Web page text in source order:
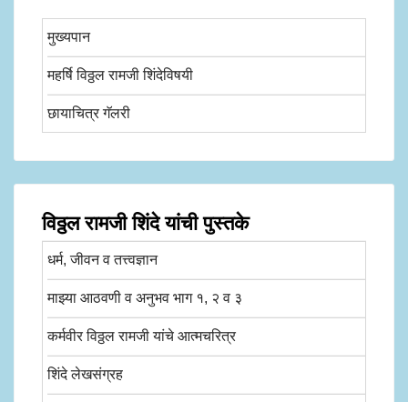
मुख्यपान
महर्षि विठ्ठल रामजी शिंदेविषयी
छायाचित्र गॅलरी
विठ्ठल रामजी शिंदे यांची पुस्तके
धर्म, जीवन व तत्त्वज्ञान
माझ्या आठवणी व अनुभव भाग १, २ व ३
कर्मवीर विठ्ठल रामजी यांचे आत्मचरित्र
शिंदे लेखसंग्रह